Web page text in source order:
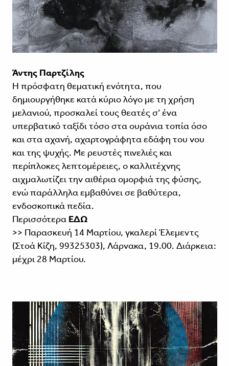
Άντης Παρτζίλης
Η πρόσφατη θεματική ενότητα, που
δημιουργήθηκε κατά κύριο λόγο με τη χρήση
μελανιού, προσκαλεί τους θεατές σ’ ένα
υπερβατικό ταξίδι τόσο στα ουράνια τοπία όσο
και στα αχανή, αχαρτογράφητα εδάφη του νου
και της ψυχής. Με ρευστές πινελιές και
περίπλοκες λεπτομέρειες, ο καλλιτέχνης
αιχμαλωτίζει την αιθέρια ομορφιά της φύσης,
ενώ παράλληλα εμβαθύνει σε βαθύτερα,
ενδοσκοπικά πεδία.
Περισσότερα ΕΔΩ
>> Παρασκευή 14 Μαρτίου, γκαλερί Έλεμεντς
(Στοά Κίζη, 99325303), Λάρνακα, 19.00. Διάρκεια:
μέχρι 28 Μαρτίου.